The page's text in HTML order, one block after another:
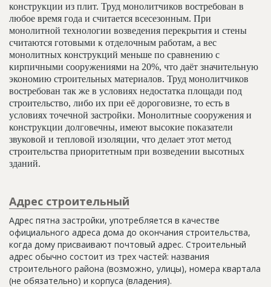
конструкции из плит. Труд монолитчиков востребован в
любое время года и считается всесезонным. При
монолитной технологии возведения перекрытия и стены
считаются готовыми к отделочным работам, а вес
монолитных конструкций меньше по сравнению с
кирпичными сооружениями на 20%, что даёт значительную
экономию строительных материалов. Труд монолитчиков
востребован так же в условиях недостатка площади под
строительство, либо их при её дороговизне, то есть в
условиях точечной застройки. Монолитные сооружения и
конструкции долговечны, имеют высокие показатели
звуковой и тепловой изоляции, что делает этот метод
строительства приоритетным при возведении высотных
зданий.
Адрес строительный
Адрес пятна застройки, употребляется в качестве
официального адреса дома до окончания строительства,
когда дому присваивают почтовый адрес. Строительный
адрес обычно состоит из трех частей: названия
строительного района (возможно, улицы), номера квартала
(не обязательно) и корпуса (владения).